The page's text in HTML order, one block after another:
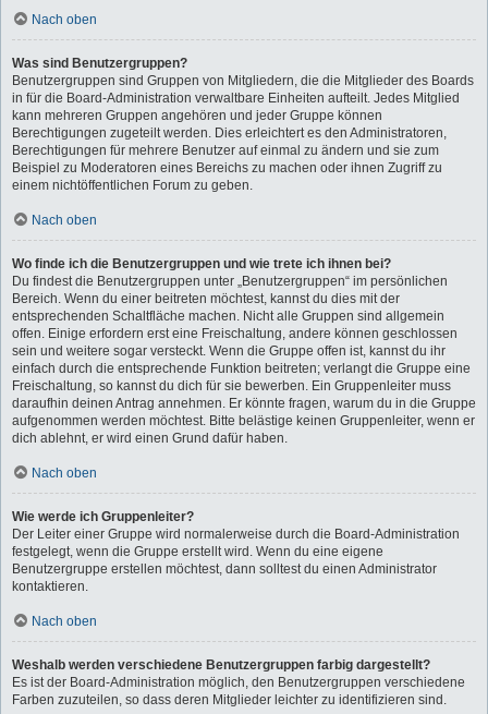
Nach oben
Was sind Benutzergruppen?
Benutzergruppen sind Gruppen von Mitgliedern, die die Mitglieder des Boards
in für die Board-Administration verwaltbare Einheiten aufteilt. Jedes Mitglied
kann mehreren Gruppen angehören und jeder Gruppe können
Berechtigungen zugeteilt werden. Dies erleichtert es den Administratoren,
Berechtigungen für mehrere Benutzer auf einmal zu ändern und sie zum
Beispiel zu Moderatoren eines Bereichs zu machen oder ihnen Zugriff zu
einem nichtöffentlichen Forum zu geben.
Nach oben
Wo finde ich die Benutzergruppen und wie trete ich ihnen bei?
Du findest die Benutzergruppen unter „Benutzergruppen“ im persönlichen
Bereich. Wenn du einer beitreten möchtest, kannst du dies mit der
entsprechenden Schaltfläche machen. Nicht alle Gruppen sind allgemein
offen. Einige erfordern erst eine Freischaltung, andere können geschlossen
sein und weitere sogar versteckt. Wenn die Gruppe offen ist, kannst du ihr
einfach durch die entsprechende Funktion beitreten; verlangt die Gruppe eine
Freischaltung, so kannst du dich für sie bewerben. Ein Gruppenleiter muss
daraufhin deinen Antrag annehmen. Er könnte fragen, warum du in die Gruppe
aufgenommen werden möchtest. Bitte belästige keinen Gruppenleiter, wenn er
dich ablehnt, er wird einen Grund dafür haben.
Nach oben
Wie werde ich Gruppenleiter?
Der Leiter einer Gruppe wird normalerweise durch die Board-Administration
festgelegt, wenn die Gruppe erstellt wird. Wenn du eine eigene
Benutzergruppe erstellen möchtest, dann solltest du einen Administrator
kontaktieren.
Nach oben
Weshalb werden verschiedene Benutzergruppen farbig dargestellt?
Es ist der Board-Administration möglich, den Benutzergruppen verschiedene
Farben zuzuteilen, so dass deren Mitglieder leichter zu identifizieren sind.